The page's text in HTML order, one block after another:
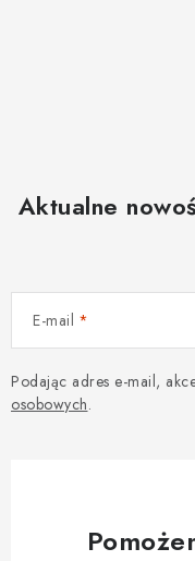
Aktualne
E-mail
Podając adres e-mail,
osobowych.